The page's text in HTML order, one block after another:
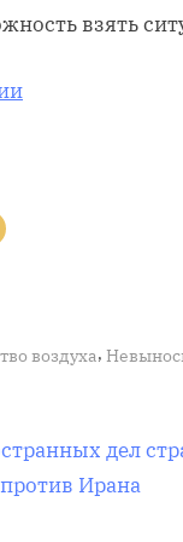
взять
воздуха,
дел
Ирана